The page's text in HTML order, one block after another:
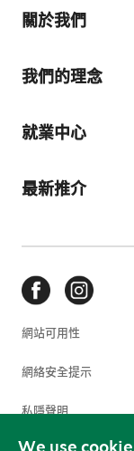
We use
關於我們
我們的理念
就業中心
最新推介
網站可用性
網絡安全提示
私隱聲明